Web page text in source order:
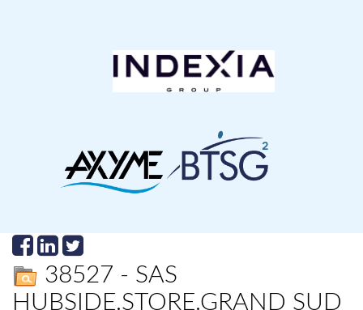
38527 - SAS
HUBSIDE.STORE.GRAND SUD